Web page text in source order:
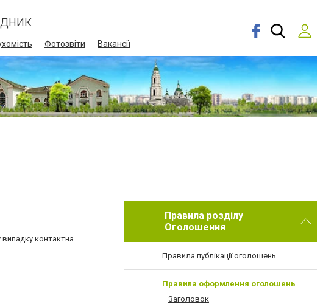
Фотозвіти Вакансії
контактна
Правила розділу
Оголошення
Правила публікації оголошень
Правила оформлення оголошень
Заголовок